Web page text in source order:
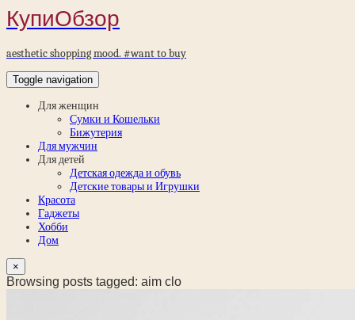
КупиОбзор
aesthetic shopping mood. #want to buy
Toggle navigation
Для женщин
Сумки и Кошельки
Бижутерия
Для мужчин
Для детей
Детская одежда и обувь
Детские товары и Игрушки
Красота
Гаджеты
Хобби
Дом
×
Browsing posts tagged: aim clo